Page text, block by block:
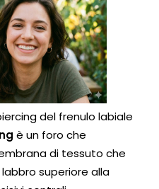
del frenulo labiale
è un foro che
di tessuto che
superiore alla